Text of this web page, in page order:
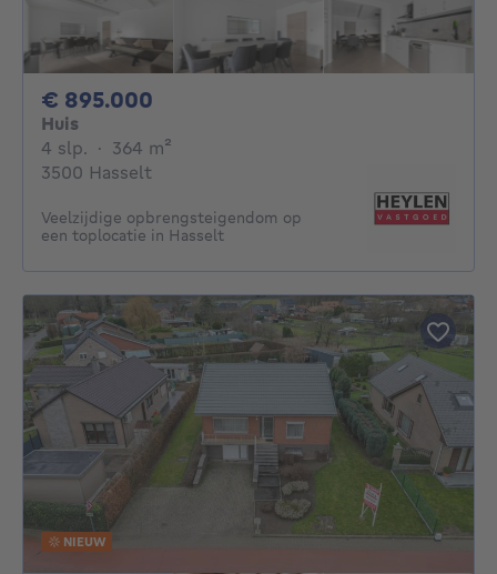
€ 895.000
Huis
4 slp. 4 slaapkamers
· 364 m²
3500 Hasselt
Veelzijdige opbrengsteigendom op
een toplocatie in Hasselt
NIEUW